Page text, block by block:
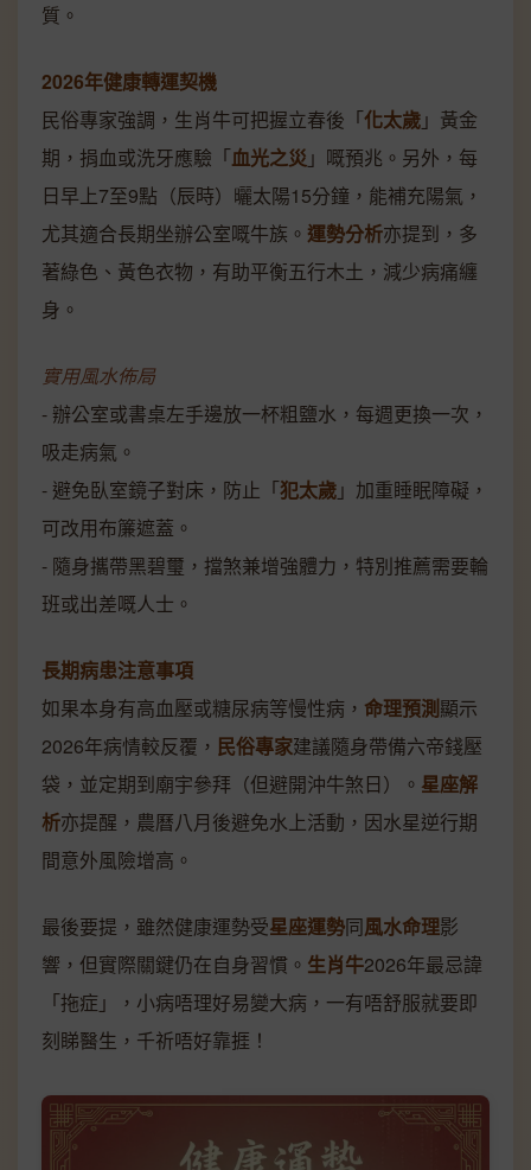
質。
2026年健康轉運契機
民俗專家強調，生肖牛可把握立春後「化太歲」黃金
期，捐血或洗牙應驗「血光之災 」嘅預兆。另外，每
日早上7至9點（辰時）曬太陽15分鐘，能補充陽氣，
尤其適合長期坐辦公室嘅牛族。 運勢分析亦提到，多
著綠色、黃色衣物，有助平衡五行木土，減少病痛纏
身。
實用風水佈局
- 辦公室或書桌左手邊放一杯粗鹽水，每週更換一次，
吸走病氣。
- 避免臥室鏡子對床，防止「犯太歲」加重睡眠障礙，
可改用布簾遮蓋。
- 隨身攜帶黑碧璽，擋煞兼增強體力，特別推薦需要輪
班或出差嘅人士。
長期病患注意事項
如果本身有高血壓或糖尿病等慢性病， 命理預測顯示
2026年病情較反覆， 民俗專家建議隨身帶備六帝錢壓
袋，並定期到廟宇參拜（但避開沖牛煞日）。 星座解
析亦提醒，農曆八月後避免水上活動，因水星逆行期
間意外風險增高。
最後要提，雖然健康運勢受星座運勢同風水命理影
響，但實際關鍵仍在自身習慣。 生肖牛2026年最忌諱
「拖症」，小病唔理好易變大病，一有唔舒服就要即
刻睇醫生，千祈唔好靠捱！